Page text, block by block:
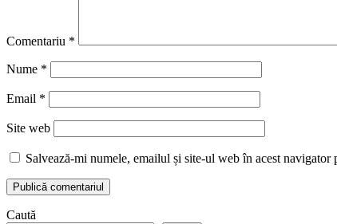
Comentariu *
Nume *
Email *
Site web
Salvează-mi numele, emailul și site-ul web în acest navigator
Caută